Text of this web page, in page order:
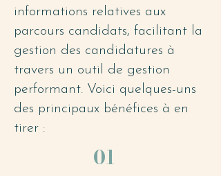
informations relatives aux
parcours candidats, facilitant la
gestion des candidatures à
travers un outil de gestion
performant. Voici quelques-uns
des principaux bénéfices à en
tirer :
01